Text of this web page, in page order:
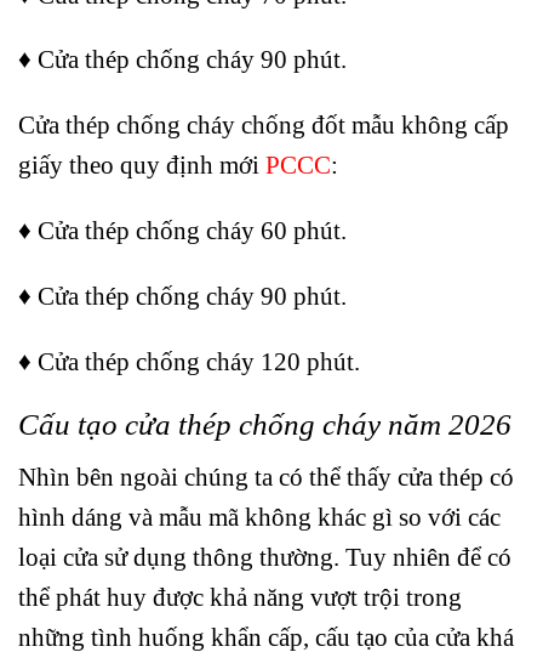
♦ Cửa thép chống cháy 90 phút.
Cửa thép chống cháy chống đốt mẫu không cấp
giấy theo quy định mới PCCC:
♦ Cửa thép chống cháy 60 phút.
♦ Cửa thép chống cháy 90 phút.
♦ Cửa thép chống cháy 120 phút.
Cấu tạo cửa thép chống cháy năm 2026
Nhìn bên ngoài chúng ta có thể thấy cửa thép có
hình dáng và mẫu mã không khác gì so với các
loại cửa sử dụng thông thường. Tuy nhiên để có
thể phát huy được khả năng vượt trội trong
những tình huống khẩn cấp, cấu tạo của cửa khá